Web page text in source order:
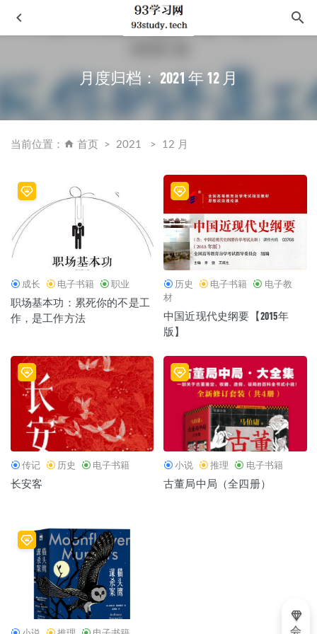
月度归档：2021 年 12 月
当前位置： 首页 2021 12 月
成长 电子书籍 职业
职场基本功：累死你的不是工
作，是工作方法
历史 电子书籍
电子教
材
中国近现代史纲要【2015年
版】
传记 历史 电子书籍
长安客
小说 推理 电子书籍
古董局中局（全四册）
会
心是孤独的猎手 2022-12-06
民族史学概论 2021-03-03
2020年Python自动化办公 2020-11-30
莫言经典作品（套装三册） 2021-08-18